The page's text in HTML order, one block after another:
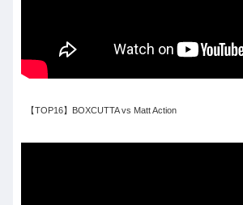
【TOP16】BOXCUTTA vs Matt Action